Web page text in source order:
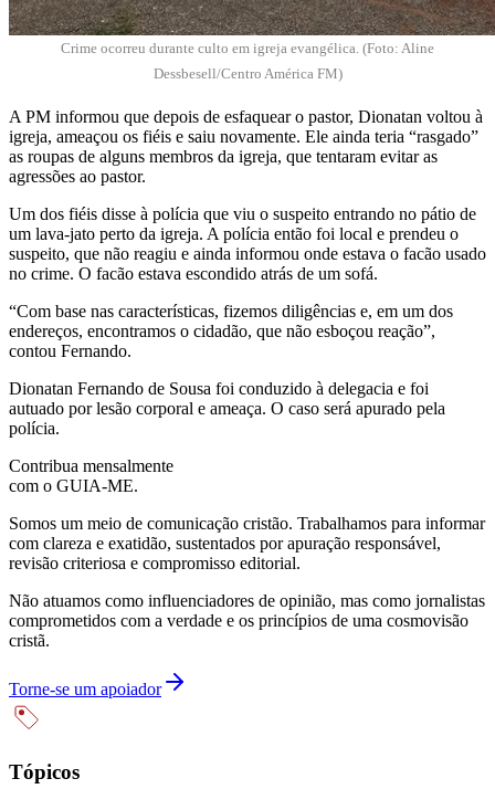
Crime ocorreu durante culto em igreja evangélica. (Foto: Aline
Dessbesell/Centro América FM)
A PM informou que depois de esfaquear o pastor, Dionatan voltou à
igreja, ameaçou os fiéis e saiu novamente. Ele ainda teria “rasgado”
as roupas de alguns membros da igreja, que tentaram evitar as
agressões ao pastor.
Um dos fiéis disse à polícia que viu o suspeito entrando no pátio de
um lava-jato perto da igreja. A polícia então foi local e prendeu o
suspeito, que não reagiu e ainda informou onde estava o facão usado
no crime. O facão estava escondido atrás de um sofá.
“Com base nas características, fizemos diligências e, em um dos
endereços, encontramos o cidadão, que não esboçou reação”,
contou Fernando.
Dionatan Fernando de Sousa foi conduzido à delegacia e foi
autuado por lesão corporal e ameaça. O caso será apurado pela
polícia.
Contribua mensalmente
com o GUIA-ME.
Somos um meio de comunicação cristão. Trabalhamos para informar
com clareza e exatidão, sustentados por apuração responsável,
revisão criteriosa e compromisso editorial.
Não atuamos como influenciadores de opinião, mas como jornalistas
comprometidos com a verdade e os princípios de uma cosmovisão
cristã.
Torne-se um apoiador
Tópicos